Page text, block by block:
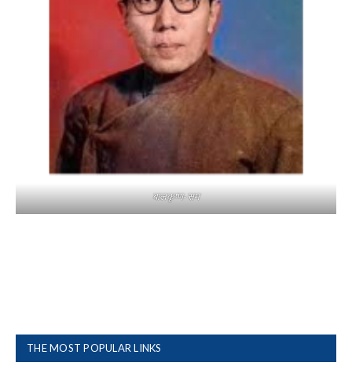
बालकृष्ण-सम
THE MOST POPULAR LINKS